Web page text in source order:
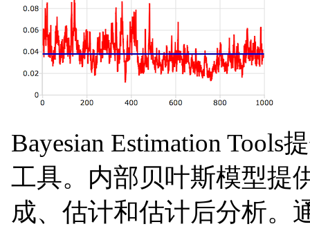
Bayesian Estimation
工具。内部贝叶斯模型提
成、估计和估计后分析。